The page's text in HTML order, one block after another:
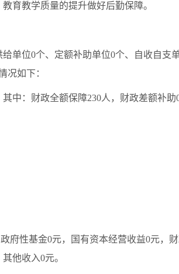
育教学质量的提升做好后勤保障。
给单位0个、定额补助单位0个、自收自支
况如下：
其中：财政全额保障230人，财政差额补助
府性基金0元，国有资本经营收益0元，
其他收入0元。